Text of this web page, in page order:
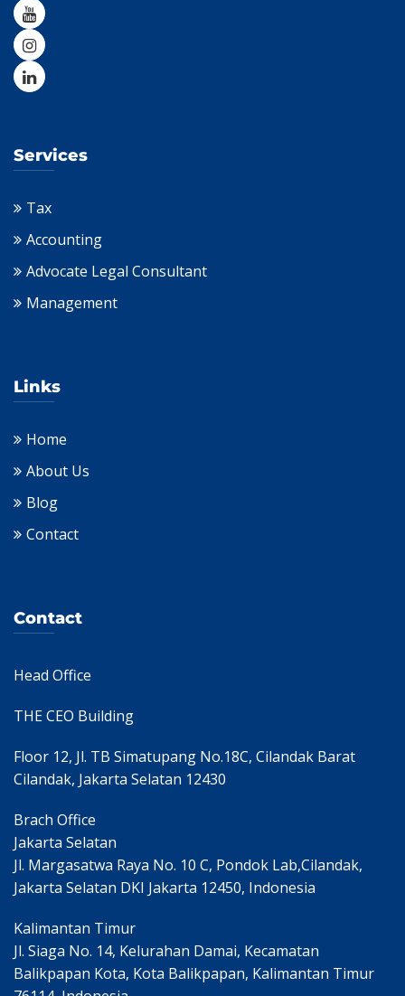
Services
Tax
Accounting
Advocate Legal Consultant
Management
Links
Home
About Us
Blog
Contact
Contact
Head Office
THE CEO Building
Floor 12, Jl. TB Simatupang No.18C, Cilandak Barat
Cilandak, Jakarta Selatan 12430
Brach Office
Jakarta Selatan
Jl. Margasatwa Raya No. 10 C, Pondok Lab,Cilandak,
Jakarta Selatan DKI Jakarta 12450, Indonesia
Kalimantan Timur
Jl. Siaga No. 14, Kelurahan Damai, Kecamatan
Balikpapan Kota, Kota Balikpapan, Kalimantan Timur